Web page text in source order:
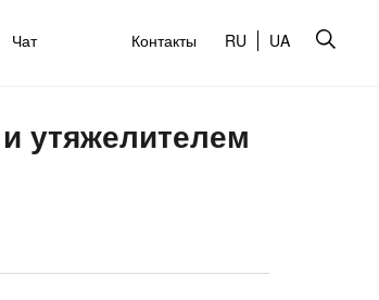
Чат Контакты RU UA
утяжелителем